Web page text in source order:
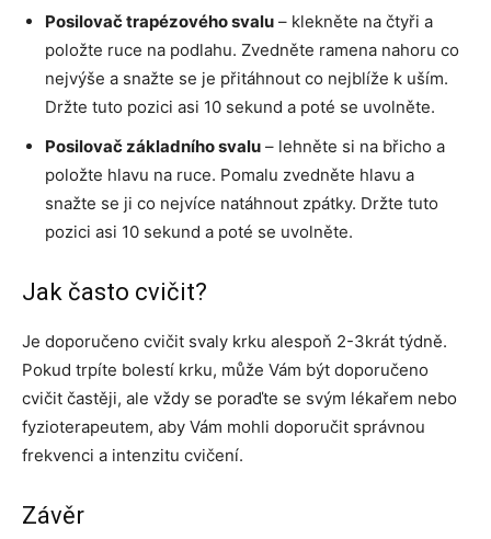
Posilovač trapézového svalu – klekněte na čtyři a
položte ruce na podlahu. Zvedněte ramena nahoru co
nejvýše a snažte se je přitáhnout co nejblíže k uším.
Držte tuto pozici asi 10 sekund a poté se uvolněte.
Posilovač základního svalu – lehněte si na břicho a
položte hlavu na ruce. Pomalu zvedněte hlavu a
snažte se ji co nejvíce natáhnout zpátky. Držte tuto
pozici asi 10 sekund a poté se uvolněte.
Jak často cvičit?
Je doporučeno cvičit svaly krku alespoň 2-3krát týdně.
Pokud trpíte bolestí krku, může Vám být doporučeno
cvičit častěji, ale vždy se poraďte se svým lékařem nebo
fyzioterapeutem, aby Vám mohli doporučit správnou
frekvenci a intenzitu cvičení.
Závěr